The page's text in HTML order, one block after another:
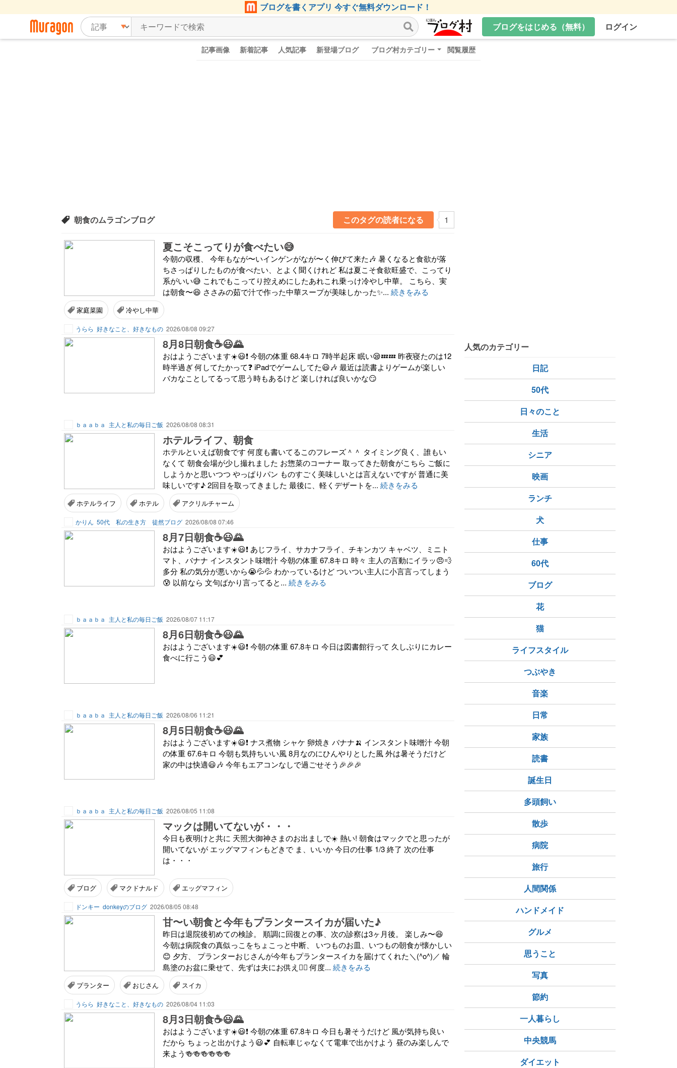
ブログを書くアプリ 今すぐ無料ダウンロード！
ブログをはじめる（無料）
ログイン
記事画像 新着記事 人気記事 新登場ブログ ブログ村カテゴリー 閲覧履歴
朝食のムラゴンブログ このタグの読者になる 1
夏こそこってりが食べたい😅
今朝の収穫、 今年もなが〜いインゲンがなが〜く伸びて来た🎶 暑くなると食欲が落
ちさっぱりしたものが食べたい、とよく聞くけれど 私は夏こそ食欲旺盛で、こってり
系がいい😅 これでもこってり控えめにしたあれこれ乗っけ冷やし中華。 こちら、実
は朝食〜😆 ささみの茹で汁で作った中華スープが美味しかった✨... 続きをみる
家庭菜園 冷やし中華
うらら 好きなこと、好きなもの 2026/08/08 09:27
8月8日朝食☕😃🌄
おはようございます☀️😃❗ 今朝の体重 68.4キロ 7時半起床 眠い😪💤💤 昨夜寝たのは12
時半過ぎ 何してたかって❓️ iPadでゲームしてた😃🎶 最近は読書よりゲームが楽しい
バカなことしてるって思う時もあるけど 楽しければ良いかな😏
ｂａａｂａ 主人と私の毎日ご飯 2026/08/08 08:31
ホテルライフ、朝食
ホテルといえば朝食です 何度も書いてるこのフレーズ＾＾ タイミング良く、誰もい
なくて 朝食会場が少し撮れました お惣菜のコーナー 取ってきた朝食がこちら ご飯に
しようかと思いつつ やっぱりパン ものすごく美味しいとは言えないですが 普通に美
味しいです♪ 2回目を取ってきました 最後に、軽くデザートを... 続きをみる
ホテルライフ ホテル アクリルチャーム
かりん 50代 私の生き方 徒然ブログ 2026/08/08 07:46
8月7日朝食☕😃🌄
おはようございます☀️😃❗ あじフライ、サカナフライ、チキンカツ キャベツ、ミニト
マト、バナナ インスタント味噌汁 今朝の体重 67.8キロ 時々 主人の言動にイラッ😠💨
多分 私の気分が悪いから😭💦💦 わかっているけど ついつい主人に小言言ってしまう
😰 以前なら 文句ばかり言ってると... 続きをみる
ｂａａｂａ 主人と私の毎日ご飯 2026/08/07 11:17
8月6日朝食☕😃🌄
おはようございます☀️😃❗ 今朝の体重 67.8キロ 今日は図書館行って 久しぶりにカレー
食べに行こう😃💕
ｂａａｂａ 主人と私の毎日ご飯 2026/08/06 11:21
8月5日朝食☕😃🌄
おはようございます☀️😃❗ ナス煮物 シャケ 卵焼き バナナ🍌 インスタント味噌汁 今朝
の体重 67.6キロ 今朝も気持ちいい風 8月なのにひんやりとした風 外は暑そうだけど
家の中は快適😃🎶 今年もエアコンなしで過ごせそう🎉🎉🎉
ｂａａｂａ 主人と私の毎日ご飯 2026/08/05 11:08
マックは開いてないが・・・
今日も夜明けと共に 天照大御神さまのお出ましで☀️ 熱い! 朝食はマックでと思ったが
開いてないが エッグマフィンもどきで ま、いいか 今日の仕事 1/3 終了 次の仕事
は・・・
ブログ マクドナルド エッグマフィン
ドンキー donkeyのブログ 2026/08/05 08:48
甘〜い朝食と今年もプランタースイカが届いた♪
昨日は退院後初めての検診。 順調に回復との事、次の診察は3ヶ月後。 楽しみ〜😆
今朝は病院食の真似っこをちょこっと中断、 いつものお皿、いつもの朝食が懐かしい
😊 夕方、 プランターおじさんが今年もプランタースイカを届けてくれた＼(^o^)／ 輪
島塗のお盆に乗せて、先ずは夫にお供え🙇‍♀️ 何度... 続きをみる
プランター おじさん スイカ
うらら 好きなこと、好きなもの 2026/08/04 11:03
8月3日朝食☕😃🌄
おはようございます☀️😃❗ 今朝の体重 67.8キロ 今日も暑そうだけど 風が気持ち良い
だから ちょっと出かけよう😃💕 自転車じゃなくて電車で出かけよう 昼のみ楽しんで
来よう🍻🍻🍻🍻🍻🍻
人気のカテゴリー
日記
50代
日々のこと
生活
シニア
映画
ランチ
犬
仕事
60代
ブログ
花
猫
ライフスタイル
つぶやき
音楽
日常
家族
読書
誕生日
多頭飼い
散歩
病院
旅行
人間関係
ハンドメイド
グルメ
思うこと
写真
節約
一人暮らし
中央競馬
ダイエット